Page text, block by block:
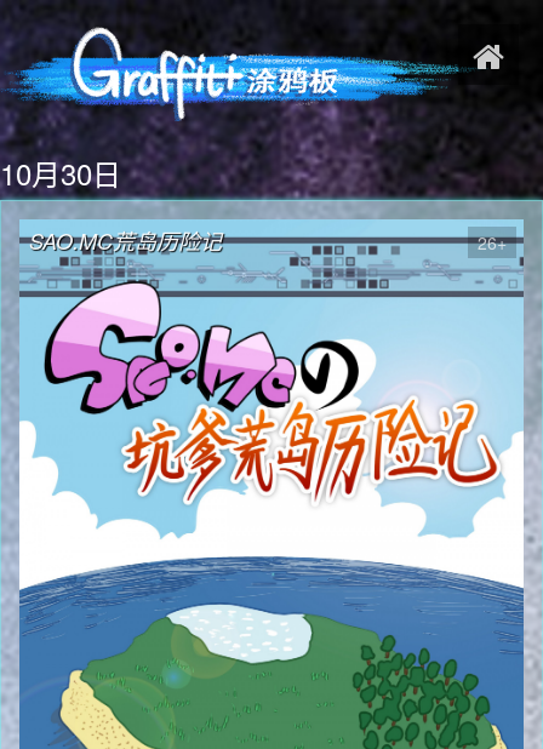
10月30日
SAO.MC荒岛历险记 26+